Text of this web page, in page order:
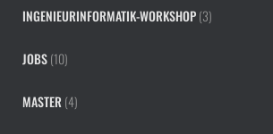
INGENIEURINFORMATIK-WORKSHOP(3)
JOBS(10)
MASTER (4)